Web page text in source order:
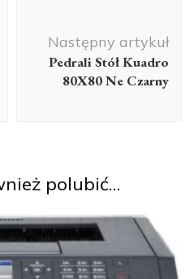
Następny artykuł
Pedrali Stół Kuadro
80X80 Ne Czarny
polubić…